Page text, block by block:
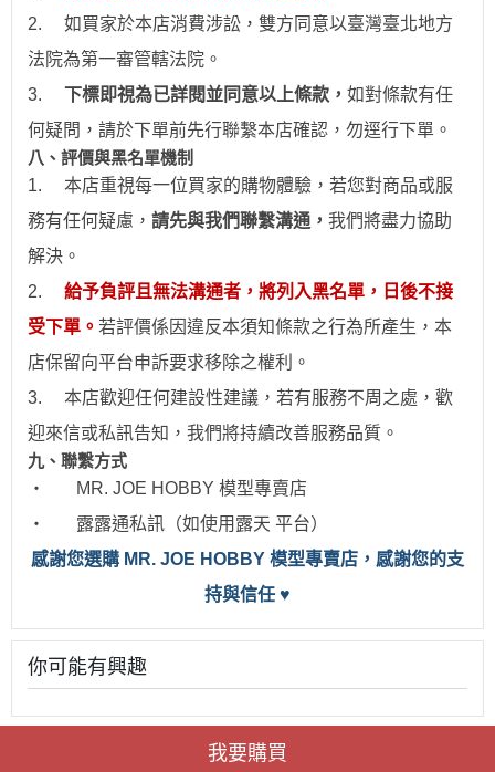
2.
如買家於本店消費涉訟，雙方同意以臺灣臺北地方
法院為第一審管轄法院。
3.
下標即視為已詳閱並同意以上條款， 如對條款有任
何疑問，請於下單前先行聯繫本店確認，勿逕行下單。
八、評價與黑名單機制
1.
本店重視每一位買家的購物體驗，若您對商品或服
務有任何疑慮， 請先與我們聯繫溝通， 我們將盡力協助
解決。
2.
給予負評且無法溝通者，將列入黑名單，日後不接
受下單。 若評價係因違反本須知條款之行為所產生，本
店保留向平台申訴要求移除之權利。
3.
本店歡迎任何建設性建議，若有服務不周之處，歡
迎來信或私訊告知，我們將持續改善服務品質。
九、聯繫方式
‧
MR. JOE HOBBY 模型專賣店
‧
露露通私訊（如使用露天 平台）
感謝您選購 MR. JOE HOBBY 模型專賣店，感謝您的支
持與信任 ♥
你可能有興趣
我要購買